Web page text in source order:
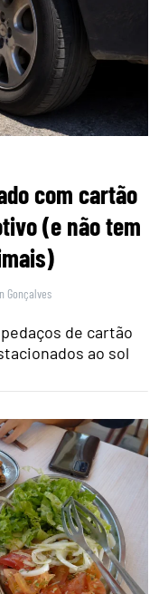
com cartão
(e não tem
Gonçalves
de cartão
ao sol